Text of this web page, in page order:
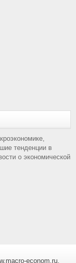
тенденции в
о экономической
econom.ru.